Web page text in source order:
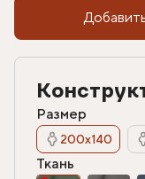
Размер
200х140
Ткань